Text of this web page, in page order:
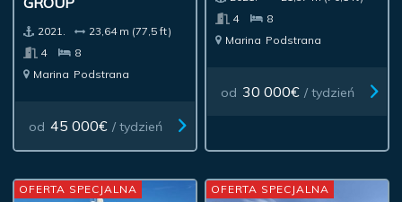
2021.
23,64 m (77,5 ft)
4
8
Marina Podstrana
od 45 000€ / tydzień
4
8
Marina Podstrana
od 30 000€ / tydzień
OFERTA SPECJALNA OFERTA SPECJALNA